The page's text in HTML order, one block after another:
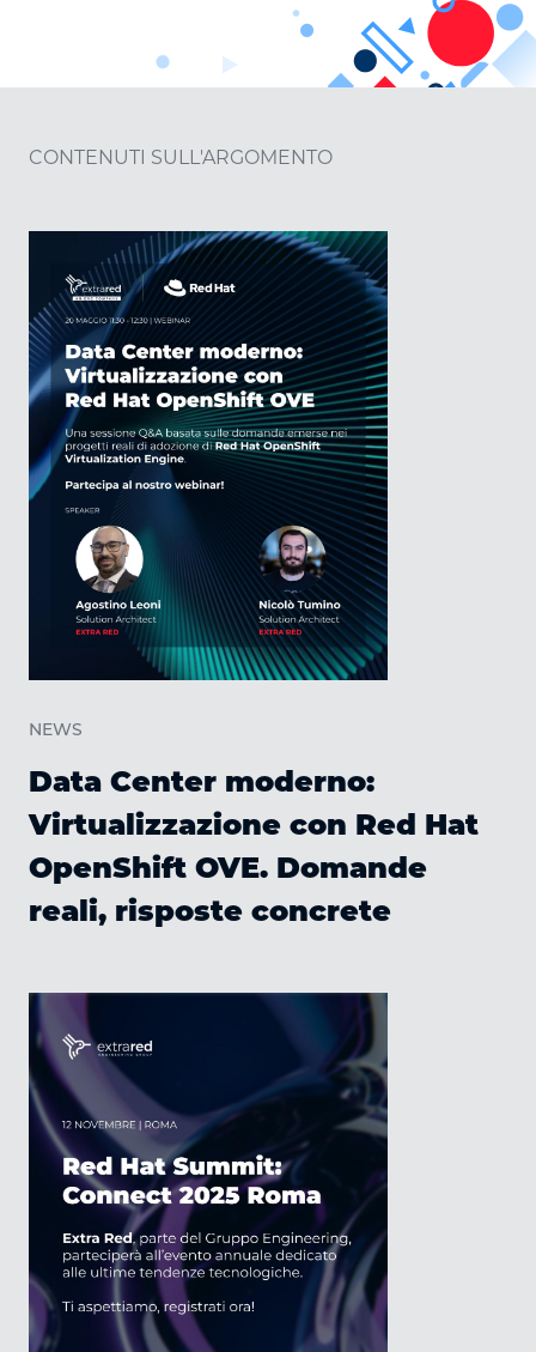
CONTENUTI SULL'ARGOMENTO
NEWS
Data Center moderno:
Virtualizzazione con Red Hat
OpenShift OVE. Domande
reali, risposte concrete